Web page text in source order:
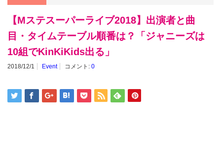
【Mステスーパーライブ2018】出演者と曲
目・タイムテーブル順番は？「ジャニーズは
10組でKinKiKids出る」
2018/12/1 Event コメント: 0